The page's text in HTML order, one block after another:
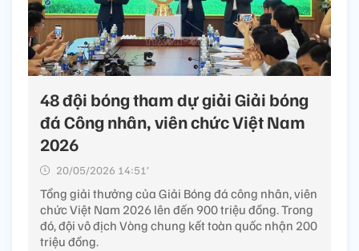
48 đội bóng tham dự giải Giải bóng
đá Công nhân, viên chức Việt Nam
2026
20/05/2026 14:51’
Tổng giải thưởng của Giải Bóng đá công nhân, viên
chức Việt Nam 2026 lên đến 900 triệu đồng. Trong
đó, đội vô địch Vòng chung kết toàn quốc nhận 200
triệu đồng.